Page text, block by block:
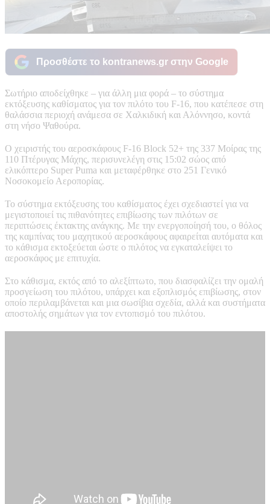
Προσθέστε το kontranews.gr στην Google
Σωτήριο αποδείχθηκε – για άλλη μια φορά – το σύστημα
εκτόξευσης καθίσματος για τον πιλότο του F-16, που κατέπεσε στη
θαλάσσια περιοχή ανάμεσα σε Χαλκιδική και Αλόννησο, κοντά
στη νήσο Ψαθούρα.
Ο χειριστής του αεροσκάφους F-16 Block 52+ της 337 Μοίρας της
110 Πτέρυγας Μάχης, περισυνελέγη στις 15:02 σώος από
ελικόπτερο Super Puma και μεταφέρθηκε στο 251 Γενικό
Νοσοκομείο Αεροπορίας.
Το σύστημα εκτόξευσης του καθίσματος έχει σχεδιαστεί για να
μεγιστοποιεί τις πιθανότητες επιβίωσης των πιλότων σε
περιπτώσεις έκτακτης ανάγκης. Με την ενεργοποίησή του, ο θόλος
της καμπίνας του μαχητικού αεροσκάφους αφαιρείται αυτόματα και
το κάθισμα εκτοξεύεται ώστε ο πιλότος να εγκαταλείψει το
αεροσκάφος με επιτυχία.
Στο κάθισμα, εκτός από το αλεξίπτωτο, που διασφαλίζει την ομαλή
προσγείωση του πιλότου, υπάρχει και εξοπλισμός επιβίωσης, στον
οποίο περιλαμβάνεται και μια σωσίβια σχεδία, αλλά και συστήματα
αποστολής σημάτων για τον εντοπισμό του πιλότου.